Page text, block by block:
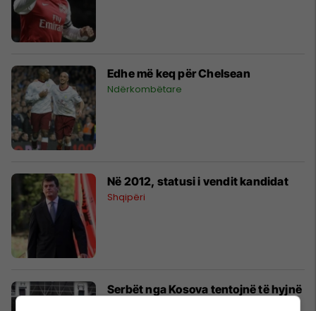
Edhe më keq për Chelsean
Ndërkombëtare
Në 2012, statusi i vendit kandidat
Shqipëri
Serbët nga Kosova tentojnë të hyjnë